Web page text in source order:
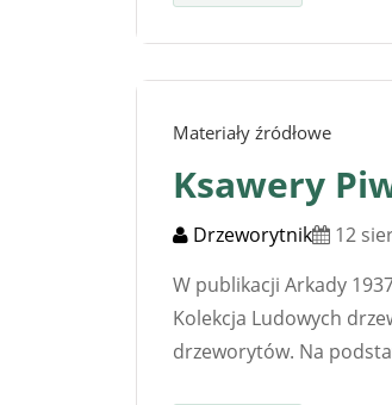
Materiały źródłowe
Ksawery
Drzeworytnik
12
W publikacji Arkady
Kolekcja Ludowych
drzeworytów. Na